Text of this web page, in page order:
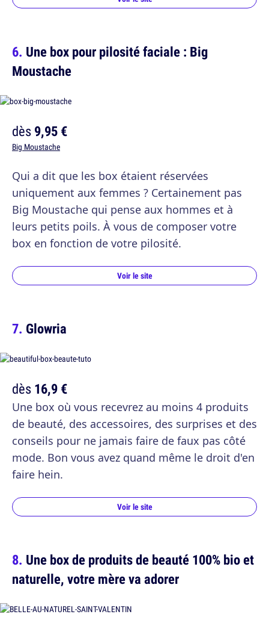
Une box pour pilosité faciale : Big
Moustache
dès9,95 €
Big Moustache
Qui a dit que les box étaient réservées
uniquement aux femmes ? Certainement pas
Big Moustache qui pense aux hommes et à
leurs petits poils. À vous de composer votre
box en fonction de votre pilosité.
Voir le site
Glowria
dès16,9 €
Une box où vous recevrez au moins 4 produits
de beauté, des accessoires, des surprises et des
conseils pour ne jamais faire de faux pas côté
mode. Bon vous avez quand même le droit d'en
faire hein.
Voir le site
Une box de produits de beauté 100% bio et
naturelle, votre mère va adorer